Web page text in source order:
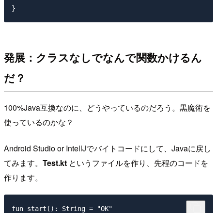
発展：クラスなしでなんで関数かけるん
だ？
100%Java互換なのに、どうやっているのだろう。黒魔術を
使っているのかな？
Android Studio or IntellJでバイトコードにして、Javaに戻し
てみます。 Test.kt というファイルを作り、先程のコードを
作ります。